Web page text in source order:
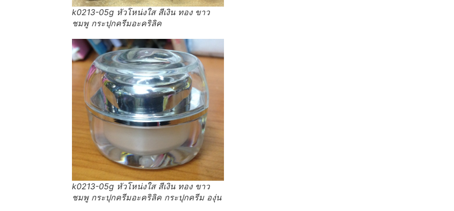
k0213-05g หัวโหน่งใส สีเงิน ทอง ขาว
ชมพู กระปุกครีมอะคริลิค
k0213-05g หัวโหน่งใส สีเงิน ทอง ขาว
ชมพู กระปุกครีมอะคริลิค กระปุกครีม องุ่น